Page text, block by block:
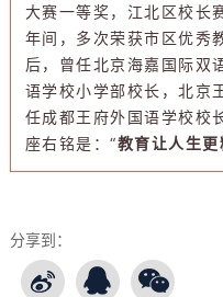
大赛一等奖，江北区校长
年间，多次荣获市区优秀
后，曾任北京海嘉国际双
语学校小学部校长，北京
任成都王府外国语学校校
座右铭是：“教育让人生
分享到：